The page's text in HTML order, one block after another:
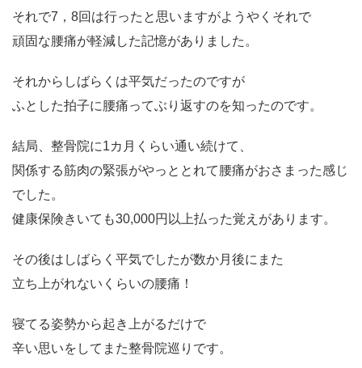
それで7，8回は行ったと思いますがようやくそれで
頑固な腰痛が軽減した記憶がありました。
それからしばらくは平気だったのですが
ふとした拍子に腰痛ってぶり返すのを知ったのです。
結局、整骨院に1カ月くらい通い続けて、
関係する筋肉の緊張がやっととれて腰痛がおさまった感じ
でした。
健康保険きいても30,000円以上払った覚えがあります。
その後はしばらく平気でしたが数か月後にまた
立ち上がれないくらいの腰痛！
寝てる姿勢から起き上がるだけで
辛い思いをしてまた整骨院巡りです。